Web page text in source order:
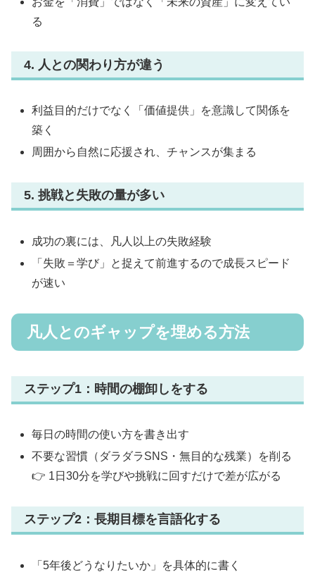
る
4. 人との関わり方が違う
利益目的だけでなく「価値提供」を意識して関係を
築く
周囲から自然に応援され、チャンスが集まる
5. 挑戦と失敗の量が多い
成功の裏には、凡人以上の失敗経験
「失敗＝学び」と捉えて前進するので成長スピード
が速い
凡人とのギャップを埋める方法
ステップ1：時間の棚卸しをする
毎日の時間の使い方を書き出す
不要な習慣（ダラダラSNS・無目的な残業）を削る
👉 1日30分を学びや挑戦に回すだけで差が広がる
ステップ2：長期目標を言語化する
「5年後どうなりたいか」を具体的に書く